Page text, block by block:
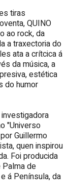
tiras
QUINO
ao rock, da
a traxectoria do
ata a crítcica á
da música, a
estética
do humor
"Universo
Guillermo
quen inspirou
Foi producida
de
á Península, da